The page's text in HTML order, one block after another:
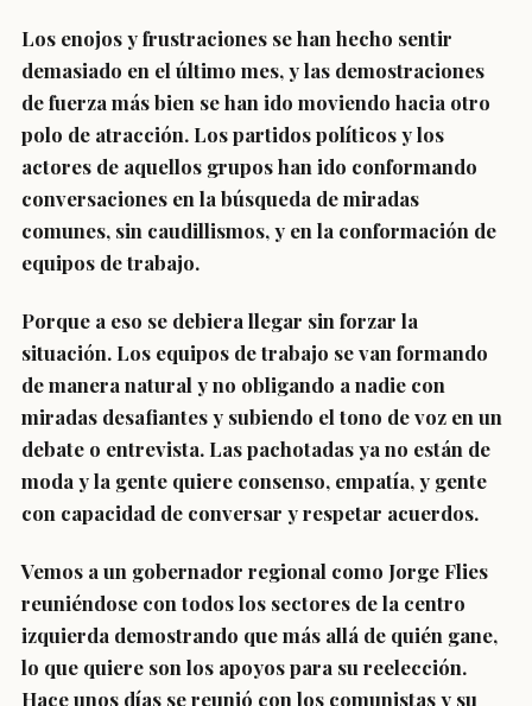
Los enojos y frustraciones se han hecho sentir
demasiado en el último mes, y las demostraciones
de fuerza más bien se han ido moviendo hacia otro
polo de atracción. Los partidos políticos y los
actores de aquellos grupos han ido conformando
conversaciones en la búsqueda de miradas
comunes, sin caudillismos, y en la conformación de
equipos de trabajo.
Porque a eso se debiera llegar sin forzar la
situación. Los equipos de trabajo se van formando
de manera natural y no obligando a nadie con
miradas desafiantes y subiendo el tono de voz en un
debate o entrevista. Las pachotadas ya no están de
moda y la gente quiere consenso, empatía, y gente
con capacidad de conversar y respetar acuerdos.
Vemos a un gobernador regional como Jorge Flies
reuniéndose con todos los sectores de la centro
izquierda demostrando que más allá de quién gane,
lo que quiere son los apoyos para su reelección.
Hace unos días se reunió con los comunistas y su